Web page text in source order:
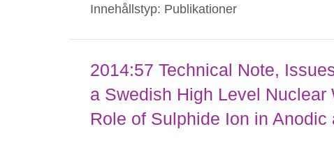
of differential stress on deformation zones,
Innehållstyp: Publikationer
2014:57 Technical Note,
a Swedish High Level
Role of Sulphide Ion in